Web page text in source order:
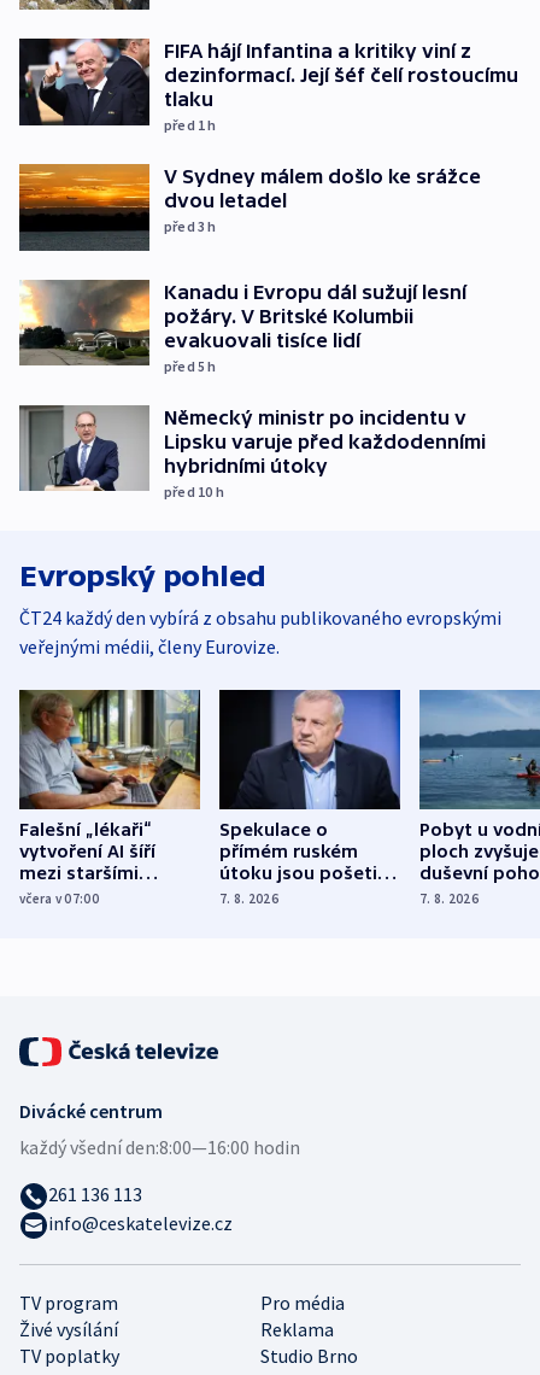
FIFA hájí Infantina a kritiky viní z
dezinformací. Její šéf čelí rostoucímu
tlaku
před 1h
V Sydney málem došlo ke srážce
dvou letadel
před 3h
Kanadu i Evropu dál sužují lesní
požáry. V Britské Kolumbii
evakuovali tisíce lidí
před 5h
Německý ministr po incidentu v
Lipsku varuje před každodenními
hybridními útoky
před 10 h
Evropský pohled
ČT24 každý den vybírá z obsahu publikovaného evropskými
veřejnými médii, členy Eurovize.
Falešní „lékaři“
vytvoření AI šíří
mezi staršími
Poláky nebezpečné
včera v 07:00
Spekulace o
přímém ruském
útoku jsou pošetilé,
míní estonský
7. 8. 2026
Pobyt u
ploch zvyšuje
duševní
ukázala
7. 8. 2026
TV program
Pro média
Živé vysílání
Reklama
TV poplatky
Studio Brno
Divácké centrum
každý všední den:8:00—16:00 hodin
261 136 113
info@ceskatelevize.cz